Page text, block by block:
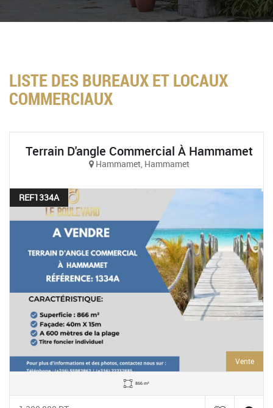
LISTE DES BUREAUX ET LOCAUX
COMMERCIAUX
Terrain D'angle Commercial À Hammamet
Hammamet, Hammamet
REF1334A
Vente
866 m²